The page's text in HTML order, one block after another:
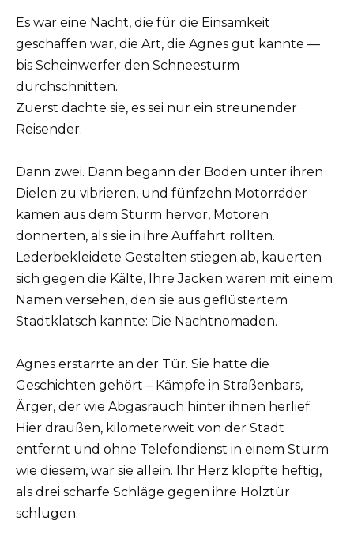
Es war eine Nacht, die für die Einsamkeit
geschaffen war, die Art, die Agnes gut kannte —
bis Scheinwerfer den Schneesturm
durchschnitten.
Zuerst dachte sie, es sei nur ein streunender
Reisender.
Dann zwei. Dann begann der Boden unter ihren
Dielen zu vibrieren, und fünfzehn Motorräder
kamen aus dem Sturm hervor, Motoren
donnerten, als sie in ihre Auffahrt rollten.
Lederbekleidete Gestalten stiegen ab, kauerten
sich gegen die Kälte, Ihre Jacken waren mit einem
Namen versehen, den sie aus geflüstertem
Stadtklatsch kannte: Die Nachtnomaden.
Agnes erstarrte an der Tür. Sie hatte die
Geschichten gehört – Kämpfe in Straßenbars,
Ärger, der wie Abgasrauch hinter ihnen herlief.
Hier draußen, kilometerweit von der Stadt
entfernt und ohne Telefondienst in einem Sturm
wie diesem, war sie allein. Ihr Herz klopfte heftig,
als drei scharfe Schläge gegen ihre Holztür
schlugen.